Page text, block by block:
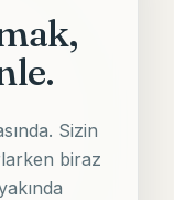
Sizin
biraz